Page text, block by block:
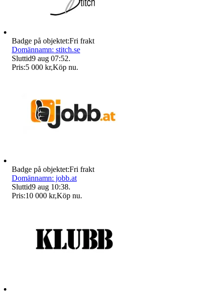
Badge på objektet:Fri frakt
Domännamn: stitch.se
Sluttid9 aug 07:52.
Pris:5 000 kr,Köp nu.
Badge på objektet:Fri frakt
Domännamn: jobb.at
Sluttid9 aug 10:38.
Pris:10 000 kr,Köp nu.